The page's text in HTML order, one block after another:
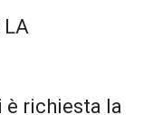
LA
è richiesta la